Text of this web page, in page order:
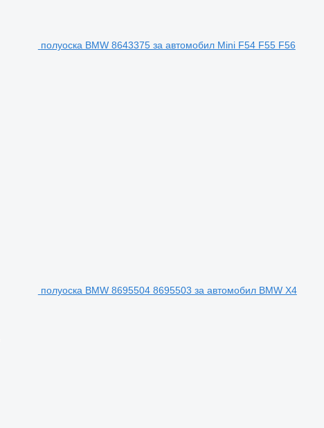
полуоска BMW 8643375 за автомобил Mini F54 F55 F56
полуоска BMW 8695504 8695503 за автомобил BMW X4